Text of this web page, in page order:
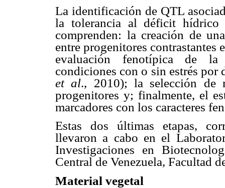
La identificación de QTL
la tolerancia al déficit hídrico
comprenden: la creación de
entre progenitores
evaluación fenotípica de la
condiciones con o sin estrés
et al., 2010); la selección de
progenitores y; finalmente, el
marcadores con los caracteres
Estas dos últimas etapas,
llevaron a cabo en el
Investigaciones en
Central de Venezuela, Facultad
Material vegetal